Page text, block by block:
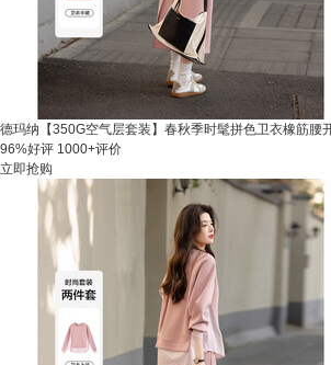
德玛纳【350G空气层套装】春秋季时髦拼色卫衣橡筋腰
96%好评 1000+评价
立即抢购